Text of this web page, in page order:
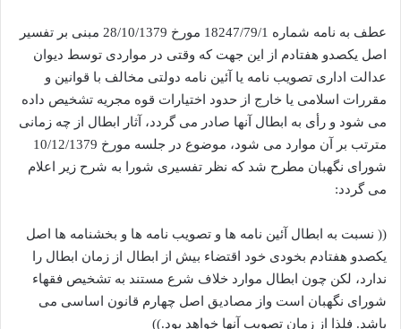
عطف به نامه شماره 18247/79/1 مورخ 28/10/1379 مبنی بر تفسیر
اصل یکصدو هفتادم از این جهت که وقتی در مواردی توسط دیوان
عدالت اداری تصویب نامه یا آئین نامه دولتی مخالف با قوانین و
مقررات اسلامی یا خارج از حدود اختیارات قوه مجریه تشخیص داده
می شود و رأی به ابطال آنها صادر می گردد، آثار ابطال از چه زمانی
مترتب بر آن موارد می شود، موضوع در جلسه مورخ 10/12/1379
شورای نگهبان مطرح شد که نظر تفسیری شورا به شرح زیر اعلام
می گردد:
(( نسبت به ابطال آئین نامه ها و تصویب نامه ها و بخشنامه ها اصل
یکصدو هفتادم بخودی خود اقتضاء بیش از ابطال از زمان ابطال را
ندارد، لکن چون ابطال موارد خلاف شرع مستند به تشخیص فقهاء
شورای نگهبان است واز مصادیق اصل چهارم قانون اساسی می
باشد. فلذا از زمان تصویب آنها خواهد بود.))